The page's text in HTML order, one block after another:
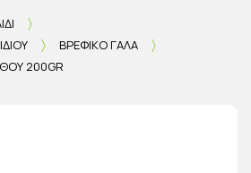
ΒΡΕΦΙΚΌ ΓΆΛΑ
200GR